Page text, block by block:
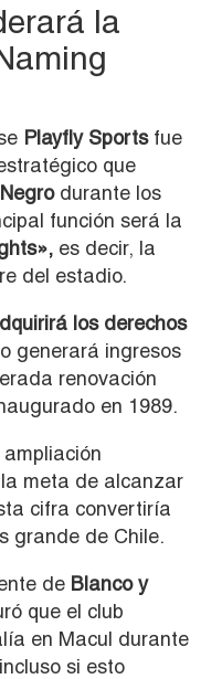
la
Playfly Sportsfue
que
durante los
función será la
es decir, la
del estadio.
los derechos
generará ingresos
renovación
en 1989.
meta de alcanzar
cifra convertiría
grande de Chile.
de Blanco y
que el club
en Macul durante
si esto